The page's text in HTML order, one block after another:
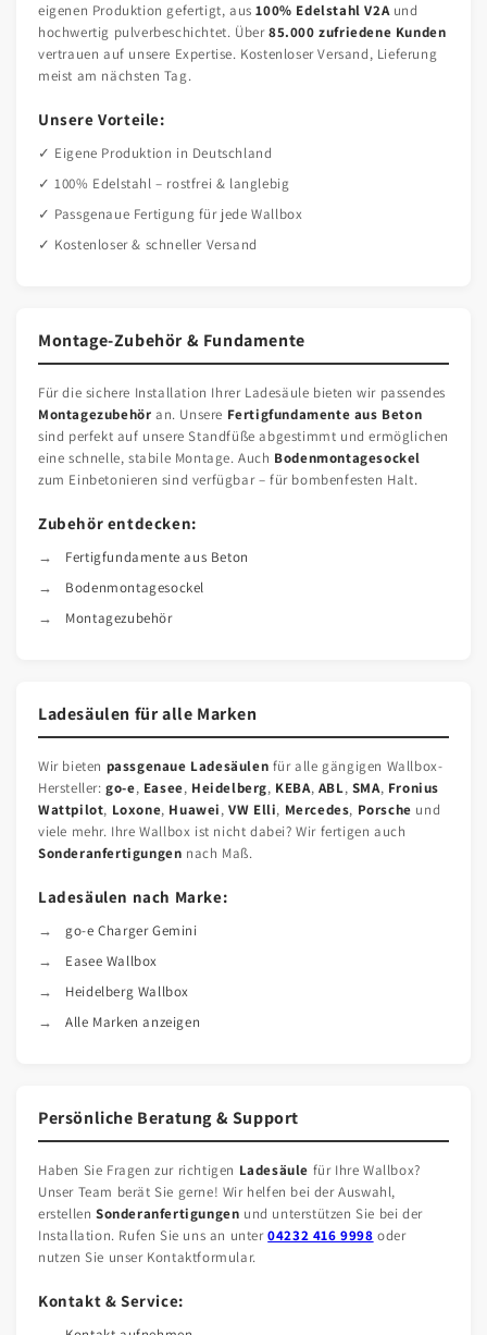
eigenen Produktion gefertigt, aus100% Edelstahl V2Aund
hochwertig pulverbeschichtet. Über85.000 zufriedene Kunden
vertrauen auf unsere Expertise. Kostenloser Versand, Lieferung
meist am nächsten Tag.
Unsere Vorteile:
✓ Eigene Produktion in Deutschland
✓ 100% Edelstahl – rostfrei & langlebig
✓ Passgenaue Fertigung für jede Wallbox
✓ Kostenloser & schneller Versand
Montage-Zubehör & Fundamente
Für die sichere Installation Ihrer Ladesäule bieten wir passendes
Montagezubehör an. Unsere Fertigfundamente aus Beton
sind perfekt auf unsere Standfüße abgestimmt und ermöglichen
eine schnelle, stabile Montage. Auch Bodenmontagesockel
zum Einbetonieren sind verfügbar – für bombenfesten Halt.
Zubehör entdecken:
Fertigfundamente aus Beton
Bodenmontagesockel
Montagezubehör
Ladesäulen für alle Marken
Wir bieten passgenaue Ladesäulen für alle gängigen Wallbox-
Hersteller:go-e, Easee, Heidelberg, KEBA, ABL, SMA, Fronius
Wattpilot, Loxone, Huawei,VW Elli, Mercedes, Porsche und
viele mehr. Ihre Wallbox ist nicht dabei? Wir fertigen auch
Sonderanfertigungen nach Maß.
Ladesäulen nach Marke:
go-e Charger Gemini
Easee Wallbox
Heidelberg Wallbox
Alle Marken anzeigen
Persönliche Beratung & Support
Haben Sie Fragen zur richtigen Ladesäule für Ihre Wallbox?
Unser Team berät Sie gerne! Wir helfen bei der Auswahl,
erstellen Sonderanfertigungen und unterstützen Sie bei der
Installation. Rufen Sie uns an unter04232 416 9998 oder
nutzen Sie unser Kontaktformular.
Kontakt & Service: